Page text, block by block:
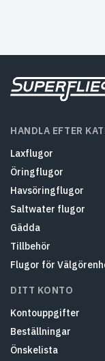
HANDLA EFTER
Laxflugor
Öringflugor
Havsöringflugor
Saltwater flugor
Gädda
Tillbehör
Flugor för
DITT KONTO
Kontouppgifter
Beställningar
Önskelista